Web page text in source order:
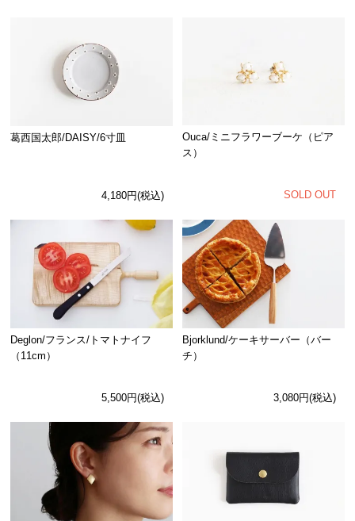
葛西国太郎/DAISY/6寸皿
4,180円(税込)
Ouca/ミニフラワーブーケ（ピア
ス）
SOLD OUT
Deglon/フランス/トマトナイフ
（11cm）
5,500円(税込)
Bjorklund/ケーキサーバー（バー
チ）
3,080円(税込)